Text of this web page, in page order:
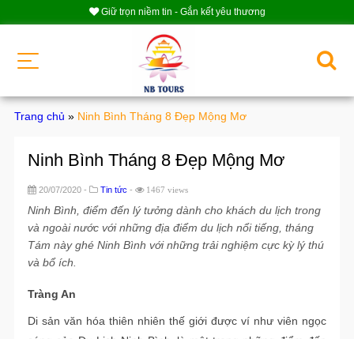
Giữ trọn niềm tin - Gắn kết yêu thương
Trang chủ » Ninh Bình Tháng 8 Đẹp Mộng Mơ
Ninh Bình Tháng 8 Đẹp Mộng Mơ
20/07/2020 - Tin tức - 1467 views
Ninh Bình, điểm đến lý tưởng dành cho khách du lịch trong
và ngoài nước với những địa điểm du lịch nổi tiếng, tháng
Tám này ghé Ninh Bình với những trải nghiệm cực kỳ lý thú
và bổ ích.
Tràng An
Di sản văn hóa thiên nhiên thế giới được ví như viên ngọc